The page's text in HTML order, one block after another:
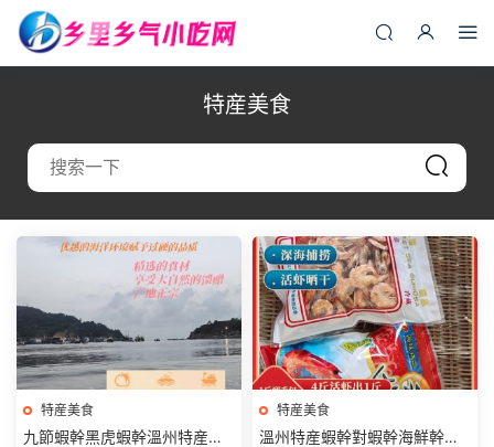
特産美食
特産美食
九節蝦幹黑虎蝦幹溫州特産蝦
特産美食
溫州特産蝦幹對蝦幹海鮮幹貨